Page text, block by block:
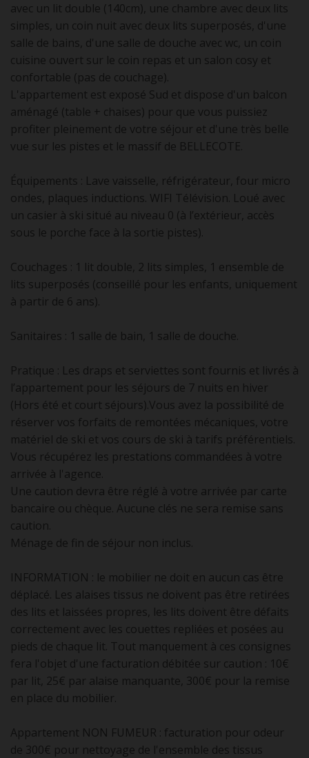
avec un lit double (140cm), une chambre avec deux lits
simples, un coin nuit avec deux lits superposés, d'une
salle de bains, d'une salle de douche avec wc, un coin
cuisine ouvert sur le coin repas et un salon cosy et
confortable (pas de couchage).
L'appartement est exposé Sud et dispose d'un balcon
aménagé (table + chaises) pour que vous puissiez
profiter pleinement de votre séjour et d'une très belle
vue sur les pistes et le massif de BELLECOTE.
Équipements : Lave vaisselle, réfrigérateur, four micro
ondes, plaques inductions. WIFI Télévision. Loué avec
un casier à ski situé au niveau 0 (à l’extérieur, accès
sous le porche face à la sortie pistes).
Couchages : 1 lit double, 2 lits simples, 1 ensemble de
lits superposés (conseillé pour les enfants, uniquement
à partir de 6 ans).
Sanitaires : 1 salle de bain, 1 salle de douche.
Pratique : Les draps et serviettes sont fournis et livrés à
l’appartement pour les séjours de 7 nuits en hiver
(Hors été et court séjours).Vous avez la possibilité de
réserver vos forfaits de remontées mécaniques, votre
matériel de ski et vos cours de ski à tarifs préférentiels.
Vous récupérez les prestations commandées à votre
arrivée à l'agence.
Une caution devra être réglé à votre arrivée par carte
bancaire ou chèque. Aucune clés ne sera remise sans
caution.
Ménage de fin de séjour non inclus.
INFORMATION : le mobilier ne doit en aucun cas être
déplacé. Les alaises tissus ne doivent pas être retirées
des lits et laissées propres, les lits doivent être défaits
correctement avec les couettes repliées et posées au
pieds de chaque lit. Tout manquement à ces consignes
fera l'objet d'une facturation débitée sur caution : 10€
par lit, 25€ par alaise manquante, 300€ pour la remise
en place du mobilier.
Appartement NON FUMEUR : facturation pour odeur
de 300€ pour nettoyage de l'ensemble des tissus